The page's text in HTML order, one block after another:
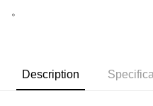
。
Description